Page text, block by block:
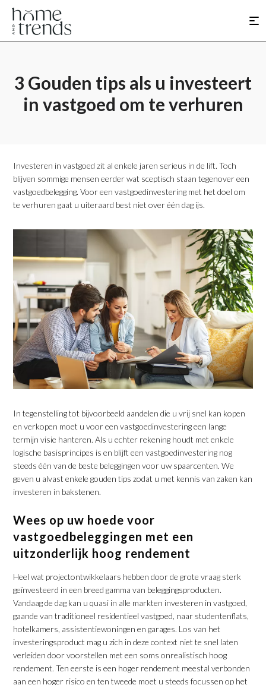
3 Gouden tips als u investeert
in vastgoed om te verhuren
Investeren in vastgoed zit al enkele jaren serieus in de lift. Toch
blijven sommige mensen eerder wat sceptisch staan tegenover een
vastgoedbelegging. Voor een vastgoedinvestering met het doel om
te verhuren gaat u uiteraard best niet over één dag ijs.
In tegenstelling tot bijvoorbeeld aandelen die u vrij snel kan kopen
en verkopen moet u voor een vastgoedinvestering een lange
termijn visie hanteren. Als u echter rekening houdt met enkele
logische basisprincipes is en blijft een vastgoedinvestering nog
steeds één van de beste beleggingen voor uw spaarcenten. We
geven u alvast enkele gouden tips zodat u met kennis van zaken kan
investeren in bakstenen.
Wees op uw hoede voor
vastgoedbeleggingen met een
uitzonderlijk hoog rendement
Heel wat projectontwikkelaars hebben door de grote vraag sterk
geïnvesteerd in een breed gamma van beleggingsproducten.
Vandaag de dag kan u quasi in alle markten investeren in vastgoed,
gaande van traditioneel residentieel vastgoed, naar studentenflats,
hotelkamers, assistentiewoningen en garages. Los van het
investeringsproduct mag u zich in deze context niet te snel laten
verleiden door voorstellen met een soms onrealistisch hoog
rendement. Ten eerste is een hoger rendement meestal verbonden
aan een hoger risico en ten tweede moet u steeds focussen op het